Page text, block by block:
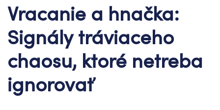
Vracanie a hnačka:
Signály tráviaceho
chaosu, ktoré netreba
ignorovať